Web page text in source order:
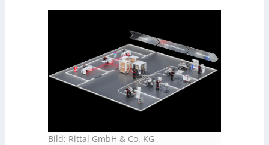
Bild: Rittal GmbH & Co. KG